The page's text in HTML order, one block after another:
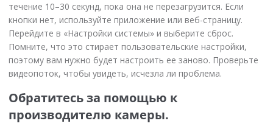
течение 10–30 секунд, пока она не перезагрузится. Если
кнопки нет, используйте приложение или веб-страницу.
Перейдите в «Настройки системы» и выберите сброс.
Помните, что это стирает пользовательские настройки,
поэтому вам нужно будет настроить ее заново. Проверьте
видеопоток, чтобы увидеть, исчезла ли проблема.
Обратитесь за помощью к
производителю камеры.